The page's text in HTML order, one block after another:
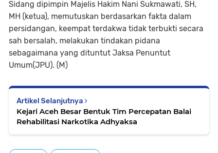
Sidang dipimpin Majelis Hakim Nani Sukmawati, SH,
MH (ketua), memutuskan berdasarkan fakta dalam
persidangan, keempat terdakwa tidak terbukti secara
sah bersalah, melakukan tindakan pidana
sebagaimana yang dituntut Jaksa Penuntut
Umum(JPU). (M)
Artikel Selanjutnya
Kejari Aceh Besar Bentuk Tim Percepatan Balai
Rehabilitasi Narkotika Adhyaksa